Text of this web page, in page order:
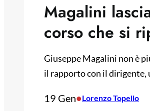
Magalini
corso che si
Giuseppe Magalini non è
il rapporto con il dirigente,
19 Gen•Lorenzo Topello